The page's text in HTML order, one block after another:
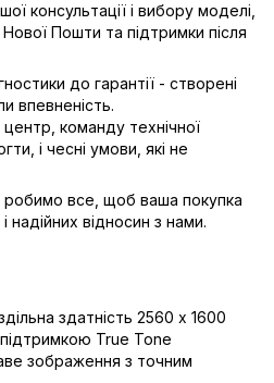
консультації і вибору моделі,
Нової Пошти та підтримки після
до гарантії - створені
впевненість.
команду технічної
і чесні умови, які не
все, щоб ваша покупка
надійних відносин з нами.
здатність 2560 x 1600
підтримкою True Tone
зображення з точним